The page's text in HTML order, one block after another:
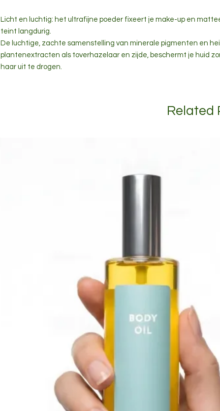
Licht en luchtig: het ultrafijne poeder fixeert je make-up en
teint langdurig.
De luchtige, zachte samenstelling van minerale pigmenten en
plantenextracten als toverhazelaar en zijde, beschermt je huid
haar uit te drogen.
Related